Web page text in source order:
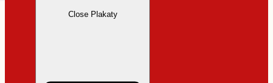
Close Plakaty